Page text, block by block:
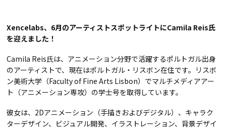
Xencelabs、6月のアーティストスポットライトにCamila Reis氏
を迎えました！
Camila Reis氏は、アニメーション分野で活躍するポルトガル出身
のアーティストで、現在はポルトガル・リスボン在住です。リスボ
ン美術大学（Faculty of Fine Arts Lisbon）でマルチメディアアー
ト（アニメーション専攻）の学士号を取得しています。
彼女は、2Dアニメーション（手描きおよびデジタル）、キャラク
ターデザイン、ビジュアル開発、イラストレーション、背景デザイ